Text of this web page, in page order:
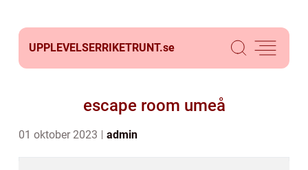
UPPLEVELSERRIKETRUNT.se
escape room umeå
01 oktober 2023 admin